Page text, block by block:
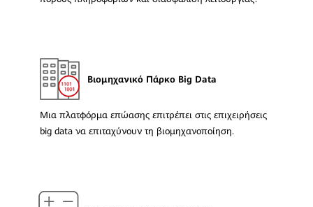
Βιομηχανικό Πάρκο Big Data
Μια πλατφόρμα επώασης επιτρέπει στις επιχειρήσεις
big data να επιταχύνουν τη βιομηχανοποίηση.